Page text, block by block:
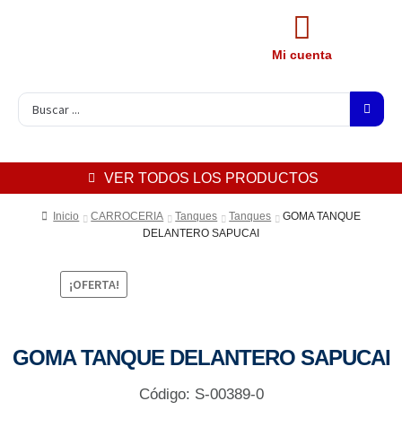
Mi cuenta
VER TODOS LOS PRODUCTOS
Inicio CARROCERIA Tanques Tanques
GOMA TANQUE
DELANTERO SAPUCAI
¡OFERTA!
GOMA TANQUE DELANTERO SAPUCAI
Código: S-00389-0